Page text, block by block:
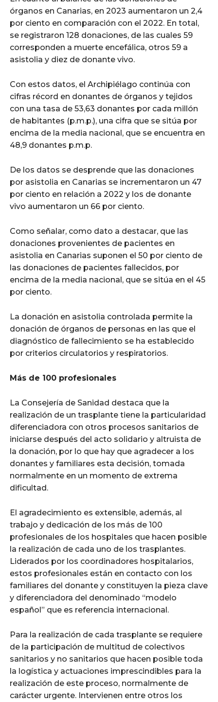
órganos en Canarias, en 2023 aumentaron un 2,4
por ciento en comparación con el 2022. En total,
se registraron 128 donaciones, de las cuales 59
corresponden a muerte encefálica, otros 59 a
asistolia y diez de donante vivo.
Con estos datos, el Archipiélago continúa con
cifras récord en donantes de órganos y tejidos
con una tasa de 53,63 donantes por cada millón
de habitantes (p.m.p.), una cifra que se sitúa por
encima de la media nacional, que se encuentra en
48,9 donantes p.m.p.
De los datos se desprende que las donaciones
por asistolia en Canarias se incrementaron un 47
por ciento en relación a 2022 y los de donante
vivo aumentaron un 66 por ciento.
Como señalar, como dato a destacar, que las
donaciones provenientes de pacientes en
asistolia en Canarias suponen el 50 por ciento de
las donaciones de pacientes fallecidos, por
encima de la media nacional, que se sitúa en el 45
por ciento.
La donación en asistolia controlada permite la
donación de órganos de personas en las que el
diagnóstico de fallecimiento se ha establecido
por criterios circulatorios y respiratorios.
Más de 100 profesionales
La Consejería de Sanidad destaca que la
realización de un trasplante tiene la particularidad
diferenciadora con otros procesos sanitarios de
iniciarse después del acto solidario y altruista de
la donación, por lo que hay que agradecer a los
donantes y familiares esta decisión, tomada
normalmente en un momento de extrema
dificultad.
El agradecimiento es extensible, además, al
trabajo y dedicación de los más de 100
profesionales de los hospitales que hacen posible
la realización de cada uno de los trasplantes.
Liderados por los coordinadores hospitalarios,
estos profesionales están en contacto con los
familiares del donante y constituyen la pieza clave
y diferenciadora del denominado “modelo
español” que es referencia internacional.
Para la realización de cada trasplante se requiere
de la participación de multitud de colectivos
sanitarios y no sanitarios que hacen posible toda
la logística y actuaciones imprescindibles para la
realización de este proceso, normalmente de
carácter urgente. Intervienen entre otros los